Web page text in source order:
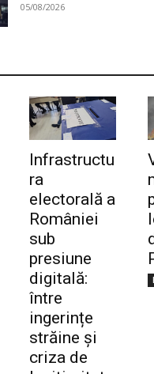
Click pe
05/08/2026
Infrastructu
ra
electorală a
României
sub
presiune
digitală:
între
ingerințe
străine și
criza de